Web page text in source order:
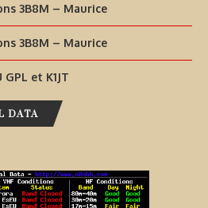
3B8M – Maurice
3B8M – Maurice
GPL et K1JT
DATA